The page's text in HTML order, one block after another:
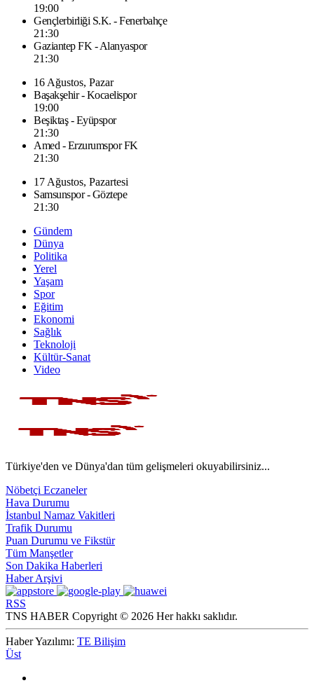
19:00
Gençlerbirliği S.K. - Fenerbahçe
21:30
Gaziantep FK - Alanyaspor
21:30
16 Ağustos, Pazar
Başakşehir - Kocaelispor
19:00
Beşiktaş - Eyüpspor
21:30
Amed - Erzurumspor FK
21:30
17 Ağustos, Pazartesi
Samsunspor - Göztepe
21:30
Gündem
Dünya
Politika
Yerel
Yaşam
Spor
Eğitim
Ekonomi
Sağlık
Teknoloji
Kültür-Sanat
Video
Türkiye'den ve Dünya'dan tüm gelişmeleri okuyabilirsiniz...
Nöbetçi Eczaneler
Hava Durumu
İstanbul Namaz Vakitleri
Trafik Durumu
Puan Durumu ve Fikstür
Tüm Manşetler
Son Dakika Haberleri
Haber Arşivi
RSS
TNS HABER Copyright © 2026 Her hakkı saklıdır.
Haber Yazılımı: TE Bilişim
Üst